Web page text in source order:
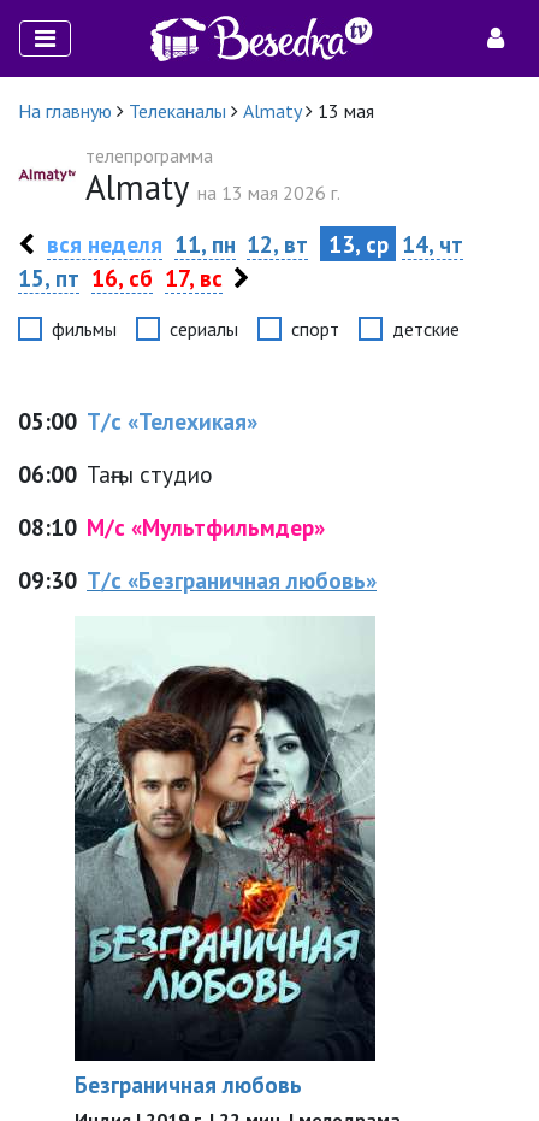
На главную Телеканалы Аlmaty
13 мая
телепрограмма
Аlmaty на 13 мая 2026 г.
вся неделя 11, пн 12, вт 13, ср 14, чт
15, пт 16, сб 17, вс
фильмы сериалы спорт детские
05:00 Т/с «Телехикая»
06:00 Таңғы студио
08:10 М/с «Мультфильмдер»
09:30 Т/с «Безграничная любовь»
Безграничная любовь